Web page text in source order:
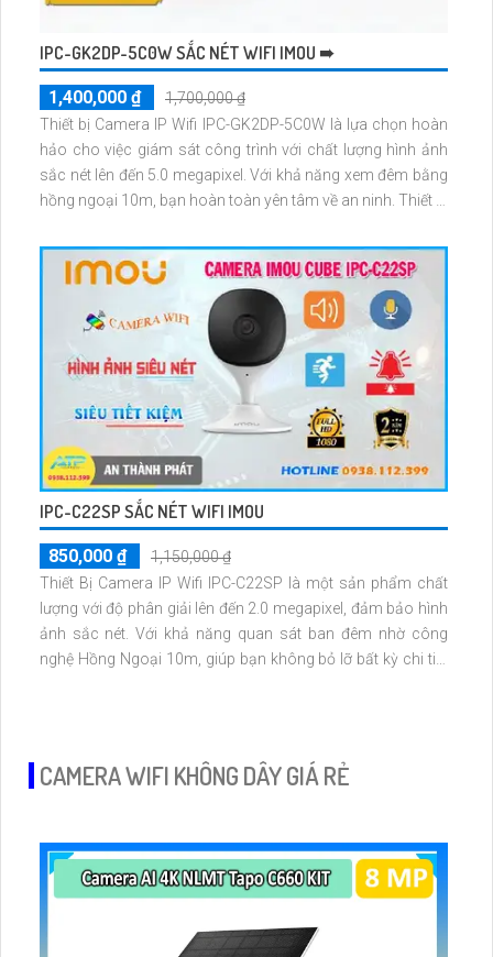
IPC-GK2DP-5C0W SẮC NÉT WIFI IMOU ➠
1,400,000 ₫
1,700,000 ₫
Thiết bị Camera IP Wifi IPC-GK2DP-5C0W là lựa chọn hoàn
hảo cho việc giám sát công trình với chất lượng hình ảnh
sắc nét lên đến 5.0 megapixel. Với khả năng xem đêm bằng
hồng ngoại 10m, bạn hoàn toàn yên tâm về an ninh. Thiết bị
lượng hình ảnh
IPC-C22SP SẮC NÉT WIFI IMOU
850,000 ₫
1,150,000 ₫
Thiết Bị Camera IP Wifi IPC-C22SP là một sản phẩm chất
lượng với độ phân giải lên đến 2.0 megapixel, đảm bảo hình
ảnh sắc nét. Với khả năng quan sát ban đêm nhờ công
nghệ Hồng Ngoại 10m, giúp bạn không bỏ lỡ bất kỳ chi tiết
CAMERA WIFI KHÔNG DÂY GIÁ RẺ